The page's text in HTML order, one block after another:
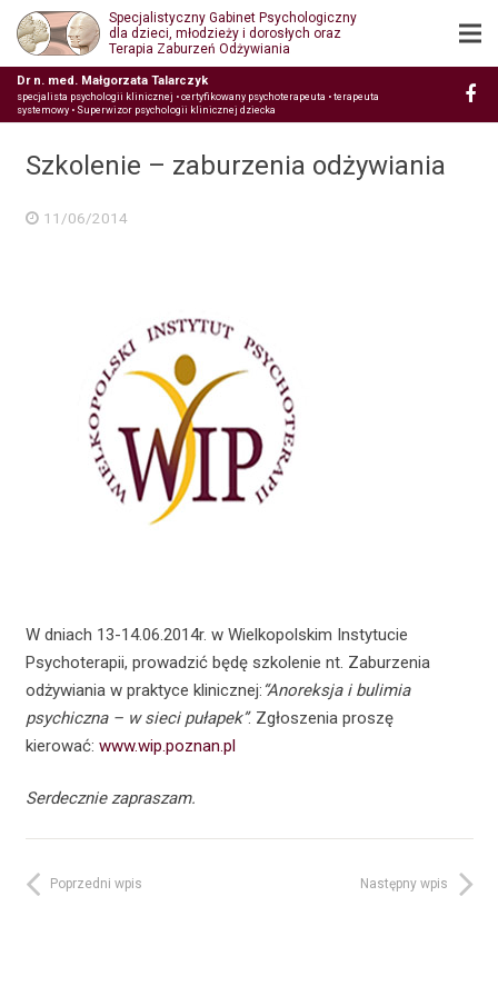
Specjalistyczny Gabinet Psychologiczny
dla dzieci, młodzieży i dorosłych oraz
Terapia Zaburzeń Odżywiania
Dr n. med. Małgorzata Talarczyk
specjalista psychologii klinicznej • certyfikowany psychoterapeuta • terapeuta
systemowy • Superwizor psychologii klinicznej dziecka
Szkolenie – zaburzenia odżywiania
11/06/2014
W dniach 13-14.06.2014r. w Wielkopolskim Instytucie
Psychoterapii, prowadzić będę szkolenie nt. Zaburzenia
odżywiania w praktyce klinicznej: “Anoreksja i bulimia
psychiczna – w sieci pułapek”. Zgłoszenia proszę
kierować: www.wip.poznan.pl
Serdecznie zapraszam.
Poprzedni wpis Następny wpis